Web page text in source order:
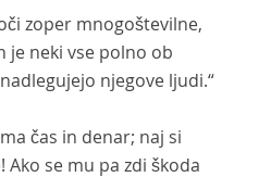
zoper mnogoštevilne,
je neki vse polno ob
njegove ljudi.“
čas in denar; naj si
se mu pa zdi škoda